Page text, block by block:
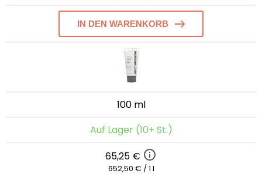
IN DEN WARENKORB
100 ml
Auf Lager (10+ St.)
65,25 €
652,50 € / 1 l